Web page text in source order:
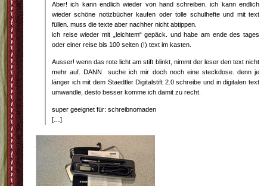
Aber! ich kann endlich wieder von hand schreiben. ich kann endlich
wieder schöne notizbücher kaufen oder tolle schulhefte und mit text
füllen. muss die texte aber nachher nicht abtippen.
ich reise wieder mit „leichtem“ gepäck. und habe am ende des tages
oder einer reise bis 100 seiten (!) text im kasten.
Ausser! wenn das rote licht am stift blinkt, nimmt der leser den text nicht
mehr auf. DANN suche ich mir doch noch eine steckdose. denn je
länger ich mit dem Staedtler Digitalstift 2.0 schreibe und in digitalen text
umwandle, desto besser komme ich damit zu recht.
super geeignet für: schreibnomaden
[…]